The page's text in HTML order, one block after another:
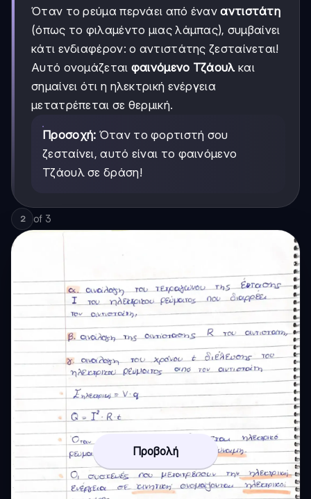
Όταν το ρεύμα περνάει από έναναντιστάτη
(όπως το φιλαμέντο μιας λάμπας), συμβαίνει
κάτι ενδιαφέρον: ο αντιστάτης ζεσταίνεται!
Αυτό ονομάζεται φαινόμενο Τζάουλκαι
σημαίνει ότι η ηλεκτρική ενέργεια
μετατρέπεται σε θερμική.
Προσοχή: Όταν το φορτιστή σου
ζεσταίνει, αυτό είναι το φαινόμενο
Τζάουλ σε δράση!
2 of 3
Προβολή